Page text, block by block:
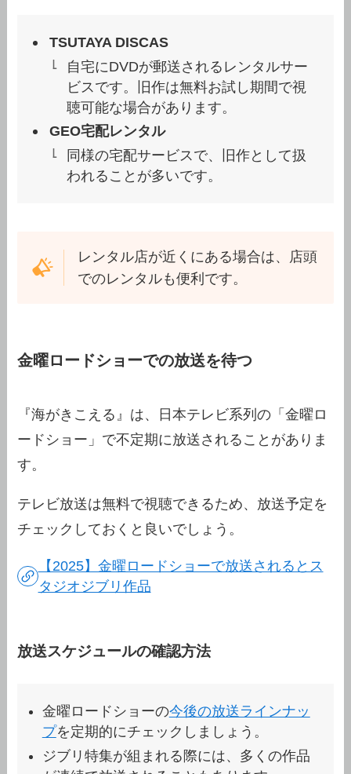
TSUTAYA DISCAS
自宅にDVDが郵送されるレンタルサー
ビスです。旧作は無料お試し期間で視
聴可能な場合があります。
GEO宅配レンタル
同様の宅配サービスで、旧作として扱
われることが多いです。
レンタル店が近くにある場合は、店頭
でのレンタルも便利です。
金曜ロードショーでの放送を待つ
『海がきこえる』は、日本テレビ系列の「金曜ロ
ードショー」で不定期に放送されることがありま
す。
テレビ放送は無料で視聴できるため、放送予定を
チェックしておくと良いでしょう。
【2025】金曜ロードショーで放送されるとス
タジオジブリ作品
放送スケジュールの確認方法
金曜ロードショーの今後の放送ラインナッ
プを定期的にチェックしましょう。
ジブリ特集が組まれる際には、多くの作品